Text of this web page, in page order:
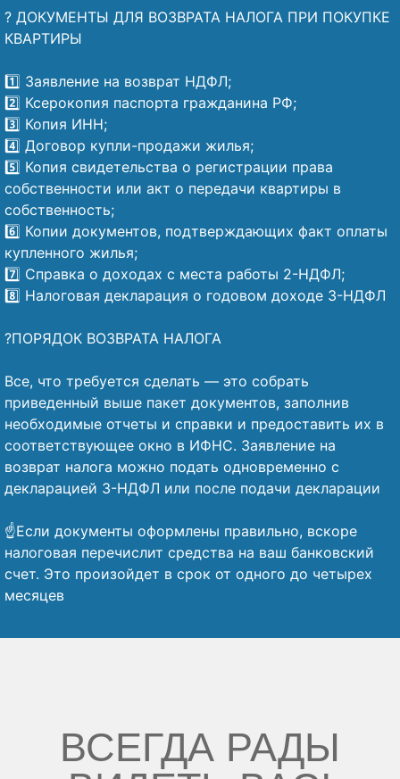
? ДОКУМЕНТЫ ДЛЯ ВОЗВРАТА НАЛОГА ПРИ ПОКУПКЕ
КВАРТИРЫ
1️⃣ Заявление на возврат НДФЛ;
2️⃣ Ксерокопия паспорта гражданина РФ;
3️⃣ Копия ИНН;
4️⃣ Договор купли-продажи жилья;
5️⃣ Копия свидетельства о регистрации права
собственности или акт о передачи квартиры в
собственность;
6️⃣ Копии документов, подтверждающих факт оплаты
купленного жилья;
7️⃣ Справка о доходах с места работы 2-НДФЛ;
8️⃣ Налоговая декларация о годовом доходе 3-НДФЛ
?️ПОРЯДОК ВОЗВРАТА НАЛОГА
Все, что требуется сделать — это собрать
приведенный выше пакет документов, заполнив
необходимые отчеты и справки и предоставить их в
соответствующее окно в ИФНС. Заявление на
возврат налога можно подать одновременно с
декларацией 3-НДФЛ или после подачи декларации
☝️Если документы оформлены правильно, вскоре
налоговая перечислит средства на ваш банковский
счет. Это произойдет в срок от одного до четырех
месяцев
ВСЕГДА РАДЫ